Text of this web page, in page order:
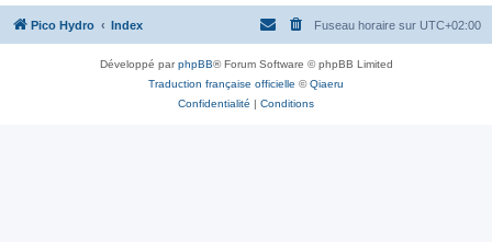
Pico Hydro Index Fuseau horaire sur UTC+02:00
Développé parphpBB® Forum Software © phpBB Limited
Traduction française officielle ©Qiaeru
Confidentialité | Conditions